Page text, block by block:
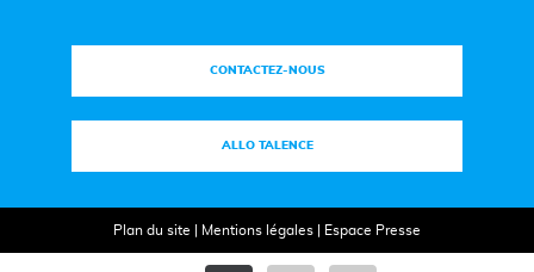
CONTACTEZ-NOUS
ALLO TALENCE
Plan du site Mentions légales| Espace Presse